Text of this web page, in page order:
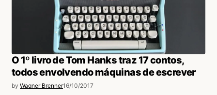
17/10/2017 às 7:12 PM
Marlise Storchi
Acesse para responder
O 1º livro de Tom Hanks traz 17 contos,
todos envolvendo máquinas de escrever
by Wagner Brenner16/10/2017